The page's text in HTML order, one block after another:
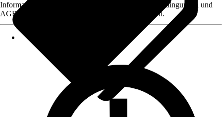
Informationen des Verkäufers, wie z. B. Rückgabebedingungen und
AGB, finden Sie bei Klick auf den Verkäufernamen.